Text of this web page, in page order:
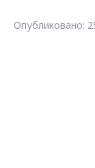
Опубликовано: